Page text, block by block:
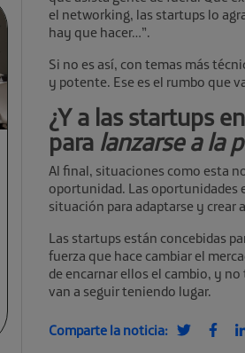
el networking, las startups lo
hay que hacer…”.
Si no es así, con temas más
y potente. Ese es el rumbo que
¿Y a las startups
para lanzarse a la
Al final, situaciones como esta
oportunidad. Las oportunidades
situación para adaptarse y crear
Las startups están concebidas
fuerza que hace cambiar el
de encarnar ellos el cambio, y
van a seguir teniendo lugar.
Comparte la noticia: